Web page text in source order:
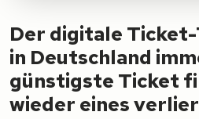
Der digitale Ticket-
in Deutschland
günstigste Ticket
wieder eines